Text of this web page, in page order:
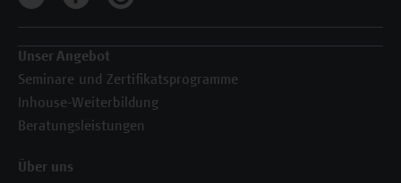
Unser Angebot
Seminare und Zertifikatsprogramme
Inhouse-Weiterbildung
Beratungsleistungen
Über uns